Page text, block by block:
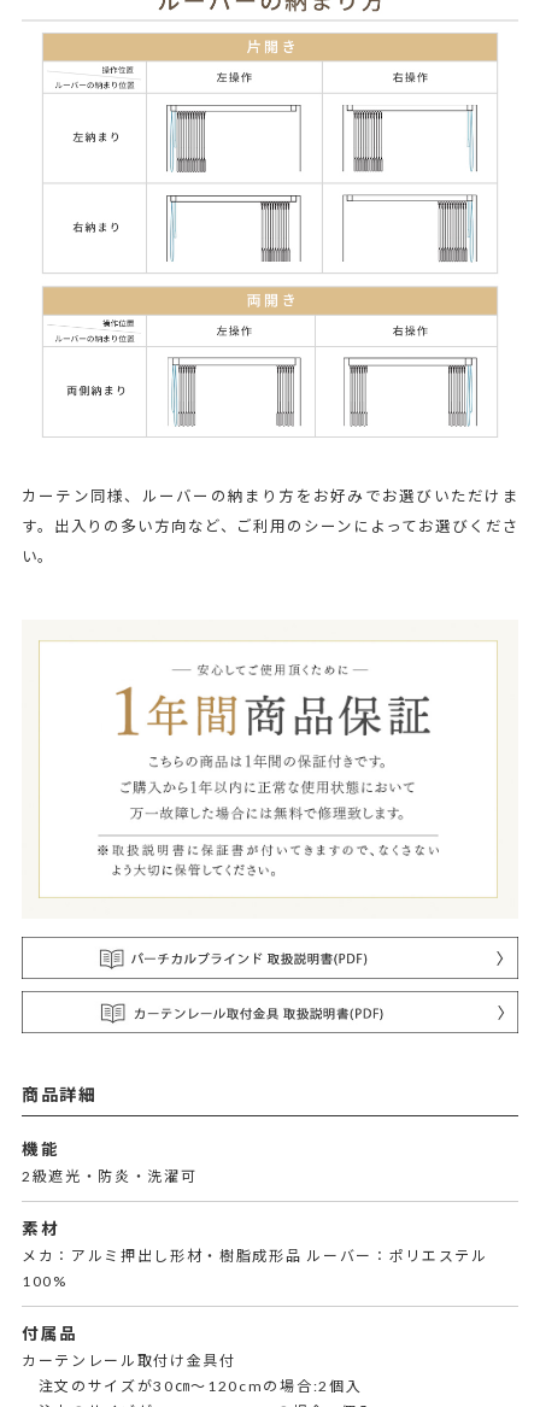
カーテン同様、ルーバーの納まり方をお好みでお選びいただけま
す。出入りの多い方向など、ご利用のシーンによってお選びくださ
い。
商品詳細
機能
2級遮光・防炎・洗濯可
素材
メカ：アルミ押出し形材・樹脂成形品 ルーバー：ポリエステル
100%
付属品
カーテンレール取付け金具付
注文のサイズが30㎝～120cmの場合:2個入